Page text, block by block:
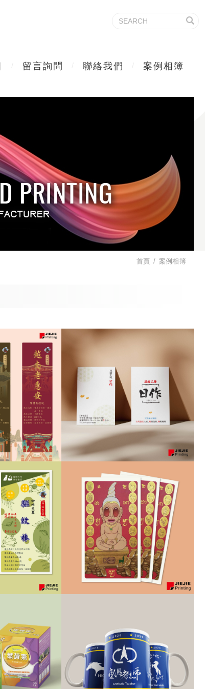
留言詢問 聯絡我們 案例相簿
首頁 案例相簿